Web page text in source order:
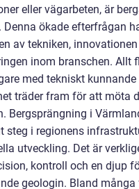
eller vägarbeten, är
Denna ökade efterfrågan
av tekniken,
inom branschen. Allt
med tekniskt
träder fram för att möta
Bergsprängning i
steg i regionens
utveckling. Det är
kontroll och en djup
geologin. Bland